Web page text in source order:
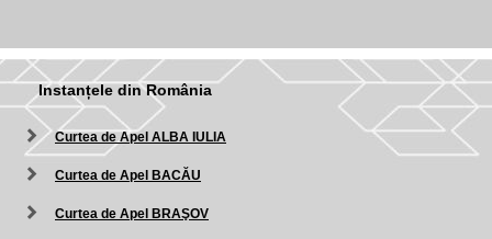
Instanțele din România
Curtea de Apel ALBA IULIA
Curtea de Apel BACĂU
Curtea de Apel BRAŞOV